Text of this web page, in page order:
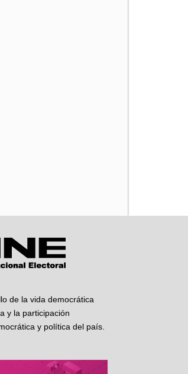
de la vida democrática
y la participación
y política del país.